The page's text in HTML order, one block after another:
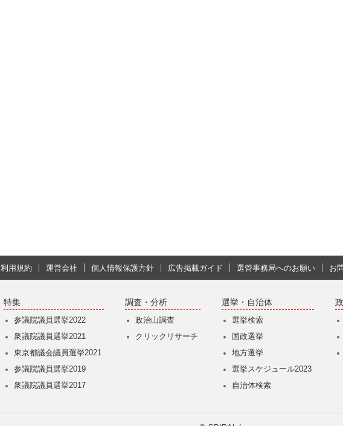
利用規約 運営会社 個人情報保護方針 広告掲載ガイド 選管事務局へのお願い お
特集
参議院議員選挙2022
衆議院議員選挙2021
東京都議会議員選挙2021
参議院議員選挙2019
衆議院議員選挙2017
調査・分析
政治山調査
クリックリサーチ
選挙・自治体
選挙検索
国政選挙
地方選挙
選挙スケジュール2023
自治体検索